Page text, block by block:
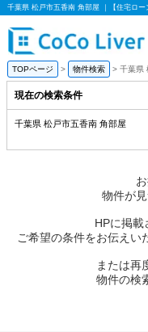
TOPページ 物件検索 千葉県
現在の検索条件
千葉県 松戸市五香南 角部屋
物件が
HPに掲載
ご希望の条件をお伝えい
または再
物件の検